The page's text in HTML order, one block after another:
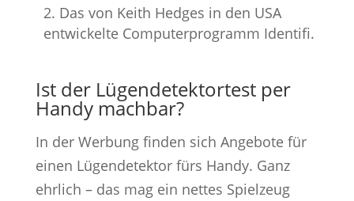
Das von Keith Hedges in den USA
entwickelte Computerprogramm Identifi.
Ist der Lügendetektortest per
Handy machbar?
In der Werbung finden sich Angebote für
einen Lügendetektor fürs Handy. Ganz
ehrlich – das mag ein nettes Spielzeug